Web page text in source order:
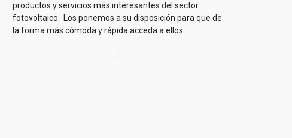
productos y servicios más interesantes del sector
fotovoltaico. Los ponemos a su disposición para que de
la forma más cómoda y rápida acceda a ellos.